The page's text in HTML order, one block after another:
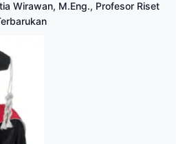
Wirawan, M.Eng., Profesor Riset